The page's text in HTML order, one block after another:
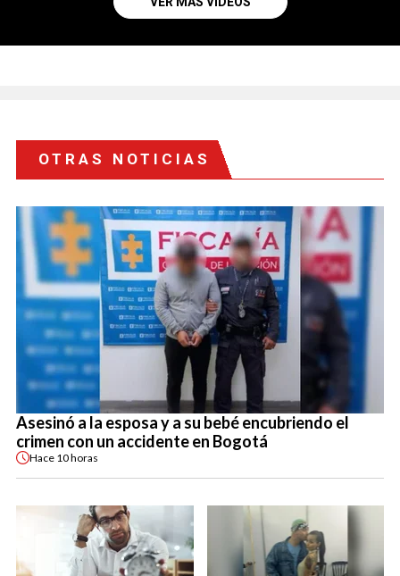
OTRAS NOTICIAS
Asesinó a la esposa y a su bebé encubriendo el
crimen con un accidente en Bogotá
Hace 10 horas